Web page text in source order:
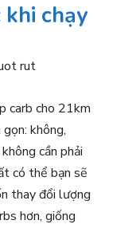
chạy
carb cho 21km
không,
cần phải
có thể bạn sẽ
thay đổi lượng
hơn, giống